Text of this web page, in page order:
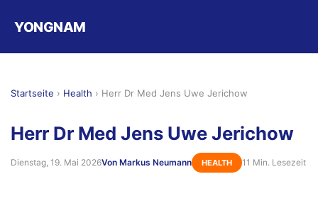
YONGNAM
Startseite › Health › Herr Dr Med Jens Uwe Jerichow
Herr Dr Med Jens Uwe Jerichow
Dienstag, 19. Mai 2026Von Markus Neumann HEALTH 11 Min. Lesezeit